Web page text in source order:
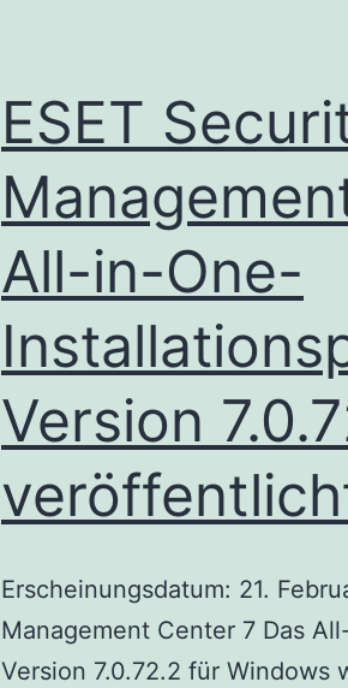
ESET
All-in-One-
Version
Erscheinungsdatum: 21.
Management Center 7 Das
Version 7.0.72.2 für Windows